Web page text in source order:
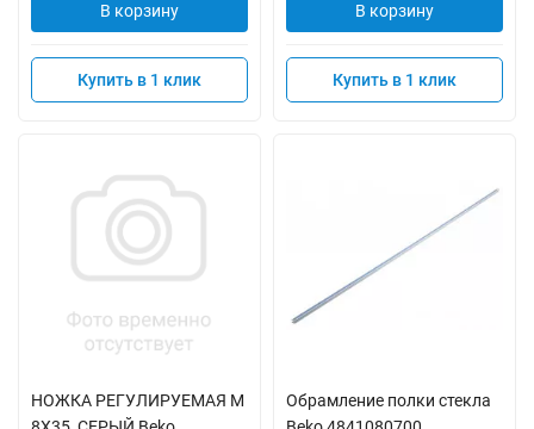
В корзину
Купить в 1 клик
В корзину
Купить в 1 клик
НОЖКА РЕГУЛИРУЕМАЯ M
Обрамление полки стекла